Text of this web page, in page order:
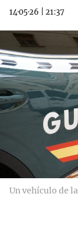
14·05·26 21:37
Un vehículo de